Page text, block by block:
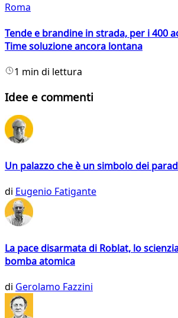
Roma
Tende e brandine in strada, per i 400
Time soluzione ancora lontana
1 min di lettura
Idee e commenti
Un palazzo che è un simbolo dei
di Eugenio Fatigante
La pace disarmata di Roblat, lo
bomba atomica
di Gerolamo Fazzini